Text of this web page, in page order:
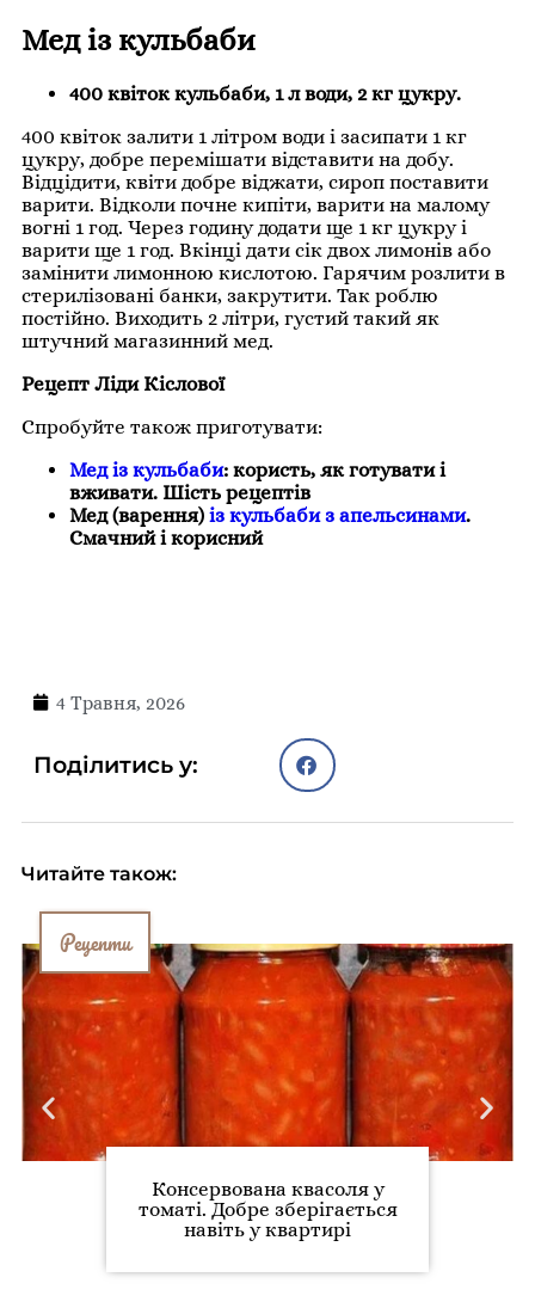
Мед із кульбаби
400 квіток кульбаби, 1 л води, 2 кг цукру.
400 квіток залити 1 літром води і засипати 1 кг
цукру, добре перемішати відставити на добу.
Відцідити, квіти добре віджати, сироп поставити
варити. Відколи почне кипіти, варити на малому
вогні 1 год. Через годину додати ще 1 кг цукру і
варити ще 1 год. Вкінці дати сік двох лимонів або
замінити лимонною кислотою. Гарячим розлити в
стерилізовані банки, закрутити. Так роблю
постійно. Виходить 2 літри, густий такий як
штучний магазинний мед.
Рецепт Ліди Кіслової
Спробуйте також приготувати:
Мед із кульбаби: користь, як готувати і
вживати. Шість рецептів
Мед (варення) із кульбаби з апельсинами.
Смачний і корисний
4 Травня, 2026
Поділитись у:
Читайте також:
Рецепти
Консервована квасоля у
томаті. Добре зберігається
навіть у квартирі